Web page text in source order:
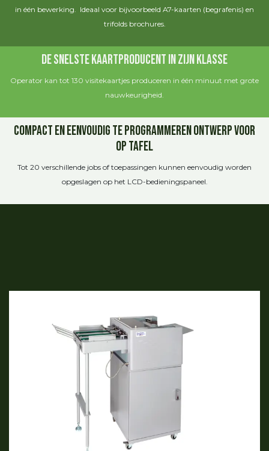
in één bewerking. Ideaal voor bijvoorbeeld A7-kaarten (begrafenis) en
trifolds brochures.
De snelste kaartproducent in zijn klasse
Operator kan tot 130 visitekaartjes produceren in één minuut met grote
nauwkeurigheid.
Compact en eenvoudig te programmeren ontwerp voor
op tafel
Tot 20 verschillende jobs of toepassingen kunnen eenvoudig worden
opgeslagen op het LCD-bedieningspaneel.